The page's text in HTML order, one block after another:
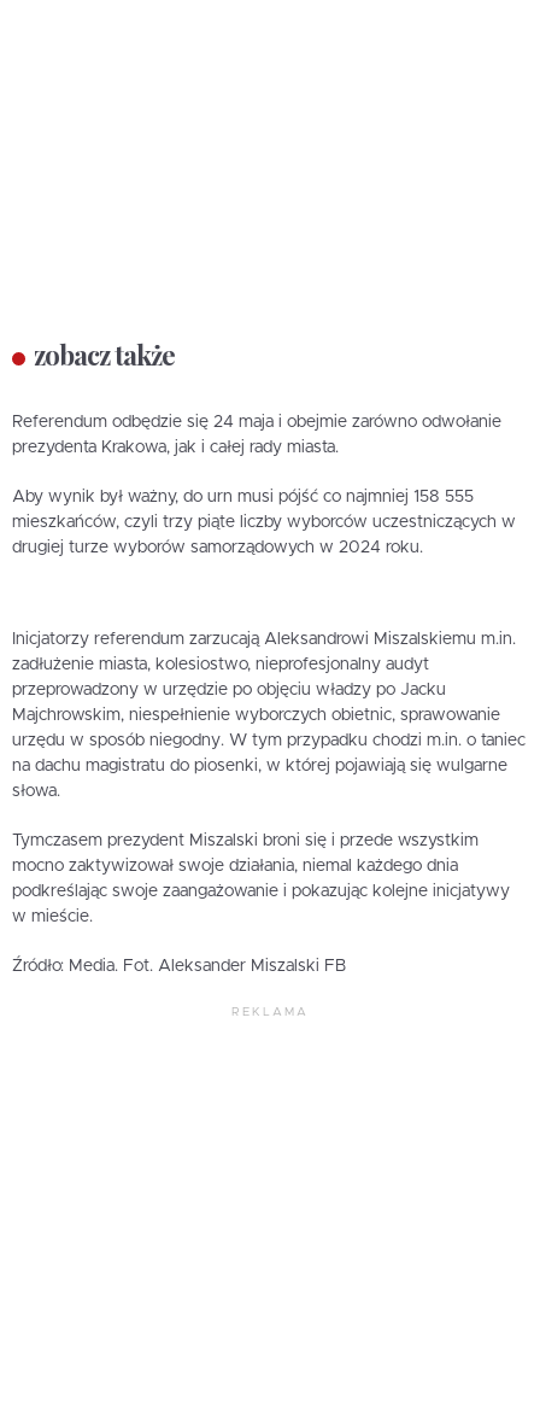
zobacz także
Referendum odbędzie się 24 maja i obejmie zarówno odwołanie
prezydenta Krakowa, jak i całej rady miasta.
Aby wynik był ważny, do urn musi pójść co najmniej 158 555
mieszkańców, czyli trzy piąte liczby wyborców uczestniczących w
drugiej turze wyborów samorządowych w 2024 roku.
Inicjatorzy referendum zarzucają Aleksandrowi Miszalskiemu m.in.
zadłużenie miasta, kolesiostwo, nieprofesjonalny audyt
przeprowadzony w urzędzie po objęciu władzy po Jacku
Majchrowskim, niespełnienie wyborczych obietnic, sprawowanie
urzędu w sposób niegodny. W tym przypadku chodzi m.in. o taniec
na dachu magistratu do piosenki, w której pojawiają się wulgarne
słowa.
Tymczasem prezydent Miszalski broni się i przede wszystkim
mocno zaktywizował swoje działania, niemal każdego dnia
podkreślając swoje zaangażowanie i pokazując kolejne inicjatywy
w mieście.
Źródło: Media. Fot. Aleksander Miszalski FB
REKLAMA